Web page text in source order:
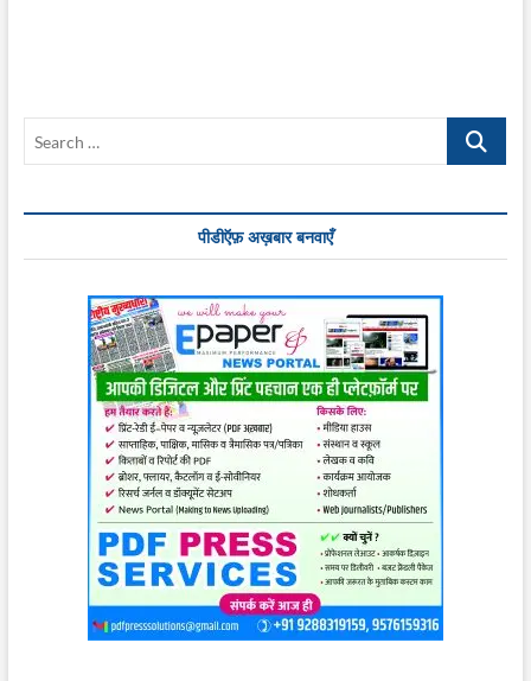
Search
पीडीऍफ़ अख़बार बनवाएँ